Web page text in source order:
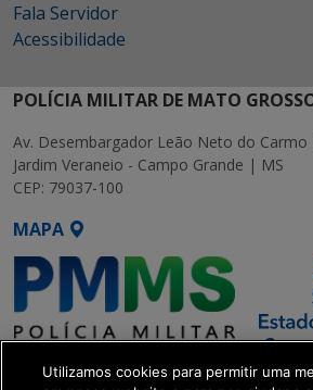
Fala Servidor
Acessibilidade
POLÍCIA MILITAR DE MATO
Av. Desembargador Leão Neto do Carmo
Jardim Veraneio - Campo Grande | MS
CEP: 79037-100
MAPA
SETDIG | Secretaria-Executiva
Utilizamos cookies para permitir uma